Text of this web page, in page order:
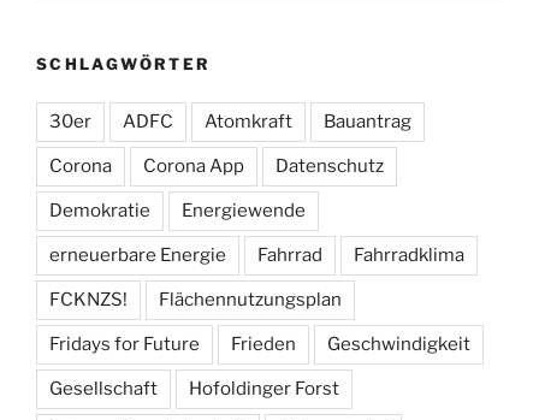
SCHLAGWÖRTER
30er ADFC Atomkraft Bauantrag
Corona Corona App Datenschutz
Demokratie Energiewende
erneuerbare Energie Fahrrad Fahrradklima
FCKNZS! Flächennutzungsplan
Fridays for Future Frieden Geschwindigkeit
Gesellschaft Hofoldinger Forst